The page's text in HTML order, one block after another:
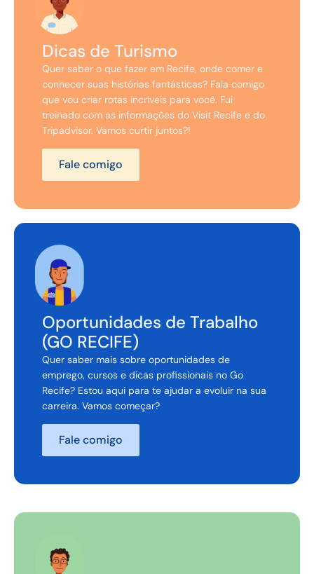
Dicas de Turismo
Quer saber o que fazer em Recife, onde comer e
conhecer suas histórias fantásticas? Fala comigo
que vou criar rotas incríveis para você. Fui
treinado com as informações do Visit Recife e do
Tripadvisor. Vamos curtir juntos?!
Fale comigo
Oportunidades de Trabalho
(GO RECIFE)
Quer saber mais sobre oportunidades de
emprego, cursos e dicas profissionais no Go
Recife? Estou aqui para te ajudar a evoluir na sua
carreira. Vamos começar?
Fale comigo